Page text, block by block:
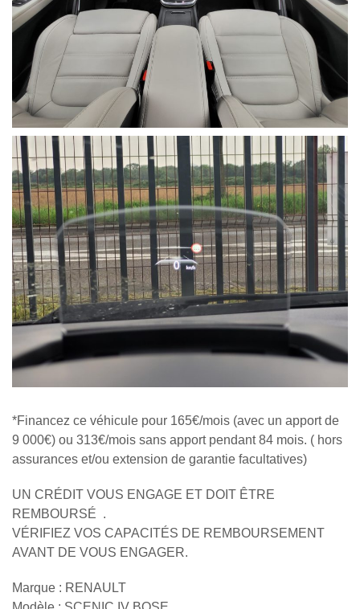
*Financez ce véhicule pour 165€/mois (avec un apport de
9 000€) ou 313€/mois sans apport pendant 84 mois. ( hors
assurances et/ou extension de garantie facultatives)
UN CRÉDIT VOUS ENGAGE ET DOIT ÊTRE
REMBOURSÉ .
VÉRIFIEZ VOS CAPACITÉS DE REMBOURSEMENT
AVANT DE VOUS ENGAGER.
Marque : RENAULT